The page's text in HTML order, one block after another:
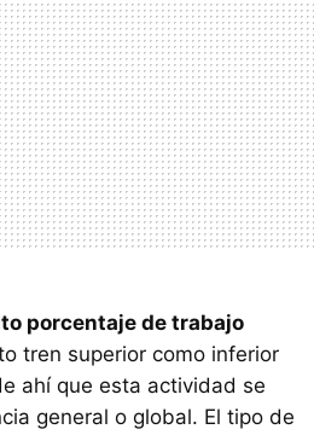
porcentaje de trabajo
tren superior como inferior
ahí que esta actividad se
general o global. El tipo de